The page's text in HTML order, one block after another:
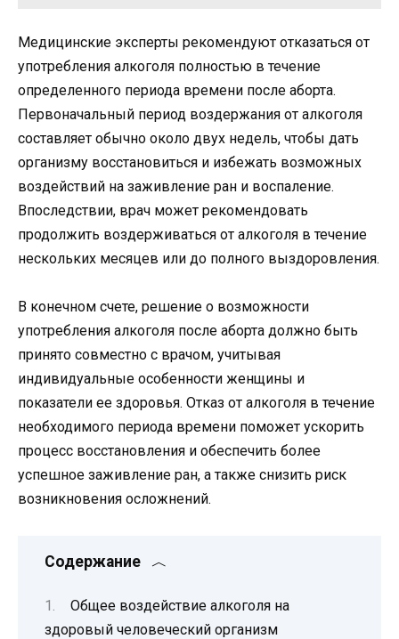
Медицинские эксперты рекомендуют отказаться от
употребления алкоголя полностью в течение
определенного периода времени после аборта.
Первоначальный период воздержания от алкоголя
составляет обычно около двух недель, чтобы дать
организму восстановиться и избежать возможных
воздействий на заживление ран и воспаление.
Впоследствии, врач может рекомендовать
продолжить воздерживаться от алкоголя в течение
нескольких месяцев или до полного выздоровления.
В конечном счете, решение о возможности
употребления алкоголя после аборта должно быть
принято совместно с врачом, учитывая
индивидуальные особенности женщины и
показатели ее здоровья. Отказ от алкоголя в течение
необходимого периода времени поможет ускорить
процесс восстановления и обеспечить более
успешное заживление ран, а также снизить риск
возникновения осложнений.
Содержание
Общее воздействие алкоголя на
здоровый человеческий организм